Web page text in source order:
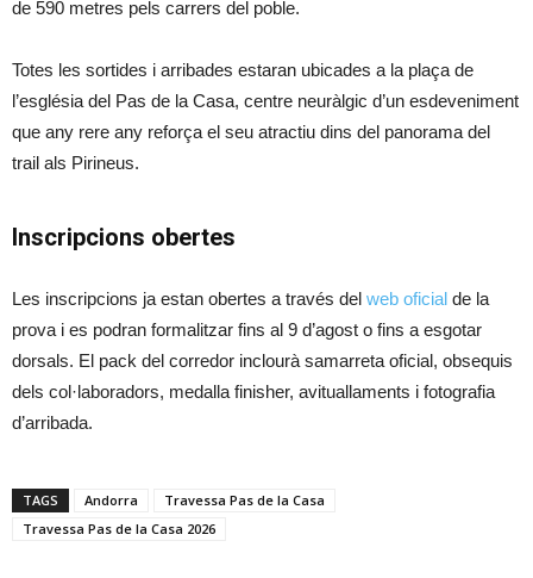
de 590 metres pels carrers del poble.
Totes les sortides i arribades estaran ubicades a la plaça de
l’església del Pas de la Casa, centre neuràlgic d’un esdeveniment
que any rere any reforça el seu atractiu dins del panorama del
trail als Pirineus.
Inscripcions obertes
Les inscripcions ja estan obertes a través del web oficial de la
prova i es podran formalitzar fins al 9 d’agost o fins a esgotar
dorsals. El pack del corredor inclourà samarreta oficial, obsequis
dels col·laboradors, medalla finisher, avituallaments i fotografia
d’arribada.
TAGS Andorra
Travessa Pas de la Casa
Travessa Pas de la Casa 2026